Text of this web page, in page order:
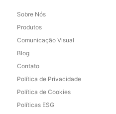
Sobre Nós
Produtos
Comunicação Visual
Blog
Contato
Política de Privacidade
Política de Cookies
Políticas ESG